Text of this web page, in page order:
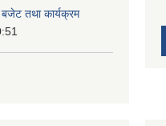
तथा कार्यक्रम